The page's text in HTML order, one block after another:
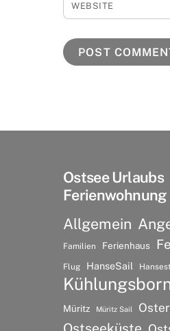
WEBSITE
Ostsee Urlaubs
Ferienwohnung
Allgemein
Familien Ferienhaus
Flug HanseSail
Müritz Müritz Sail